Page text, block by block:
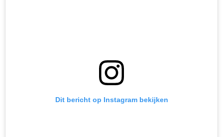
Dit bericht op Instagram bekijken